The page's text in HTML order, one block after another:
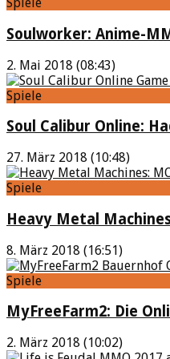
Soulworker: Anime-
2. Mai 2018 (08:43)
Spiele
Soul Calibur Online:
27. März 2018 (10:48)
Spiele
Heavy Metal
8. März 2018 (16:51)
Spiele
MyFreeFarm2: Die
2. März 2018 (10:02)